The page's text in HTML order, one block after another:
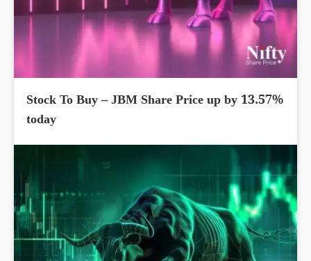
Stock To Buy – JBM Share Price up by 13.57%
today